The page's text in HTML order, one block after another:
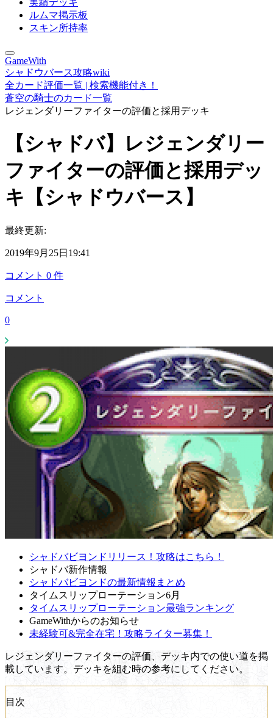
実績デッキ
ルムマ掲示板
スキン所持率
GameWith
シャドウバース攻略wiki
全カード評価一覧 | 検索機能付き！
蒼空の騎士のカード一覧
レジェンダリーファイターの評価と採用デッキ
【シャドバ】レジェンダリー
ファイターの評価と採用デッ
キ【シャドウバース】
最終更新:
2019年9月25日19:41
コメント 0 件
コメント
0
シャドバビヨンドリリース！攻略はこちら！
シャドバ新作情報
シャドバビヨンドの最新情報まとめ
タイムスリップローテーション6月
タイムスリップローテーション最強ランキング
GameWithからのお知らせ
未経験可&完全在宅！攻略ライター募集！
レジェンダリーファイターの評価、デッキ内での使い道を掲
載しています。デッキを組む時の参考にしてください。
目次